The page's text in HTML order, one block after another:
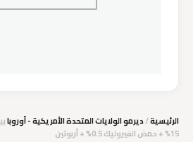
الرئيسية/ديرمو الولايات المتحدة الأمريكية - أوروبا
15% + حمض الفيروليك 0.5% + أربوتين